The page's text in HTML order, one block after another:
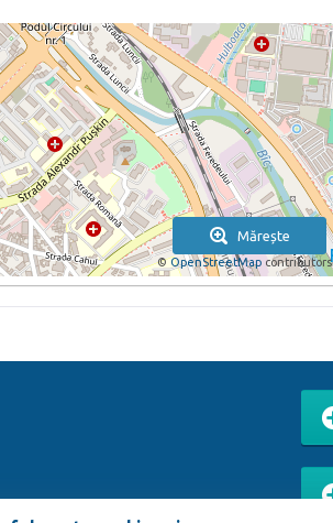
Mărește
©OpenStreetMap contributors